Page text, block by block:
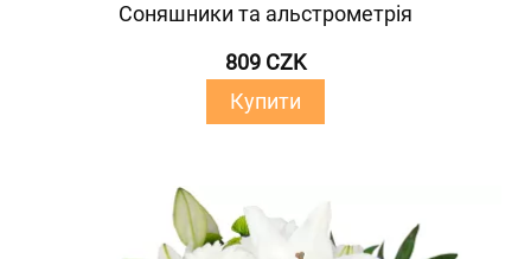
Соняшники та альстрометрія
809 CZK
Купити